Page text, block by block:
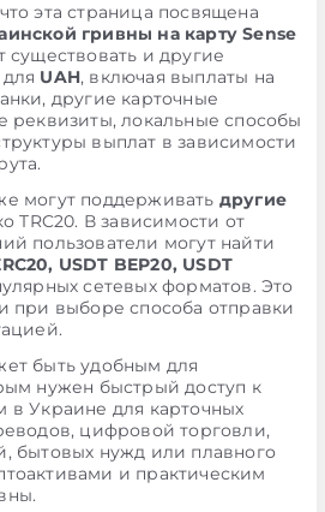
эта страница посвящена
гривны на карту Sense
существовать и другие
UAH, включая выплаты на
другие карточные
реквизиты, локальные способы
выплат в зависимости
могут поддерживать другие
TRC20. В зависимости от
пользователи могут найти
USDT BEP20, USDT
сетевых форматов. Это
при выборе способа отправки
быть удобным для
нужен быстрый доступ к
в Украине для карточных
цифровой торговли,
бытовых нужд или плавного
и практическим